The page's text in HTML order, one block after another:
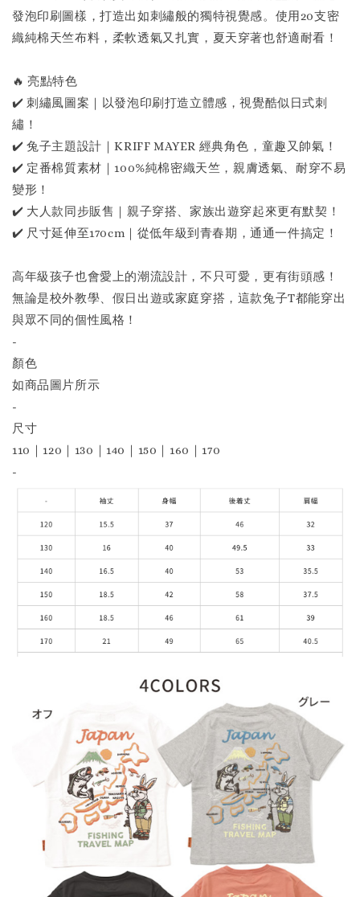
發泡印刷圖樣，打造出如刺繡般的獨特視覺感。使用20支密
織純棉天竺布料，柔軟透氣又扎實，夏天穿著也舒適耐看！
🔥 亮點特色
✔️ 刺繡風圖案｜以發泡印刷打造立體感，視覺酷似日式刺
繡！
✔️ 兔子主題設計｜KRIFF MAYER 經典角色，童趣又帥氣！
✔️ 定番棉質素材｜100%純棉密織天竺，親膚透氣、耐穿不易
變形！
✔️ 大人款同步販售｜親子穿搭、家族出遊穿起來更有默契！
✔️ 尺寸延伸至170cm｜從低年級到青春期，通通一件搞定！
高年級孩子也會愛上的潮流設計，不只可愛，更有街頭感！
無論是校外教學、假日出遊或家庭穿搭，這款兔子T都能穿出
與眾不同的個性風格！
-
顏色
如商品圖片所示
-
尺寸
110｜120｜130｜140｜150｜160｜170
-